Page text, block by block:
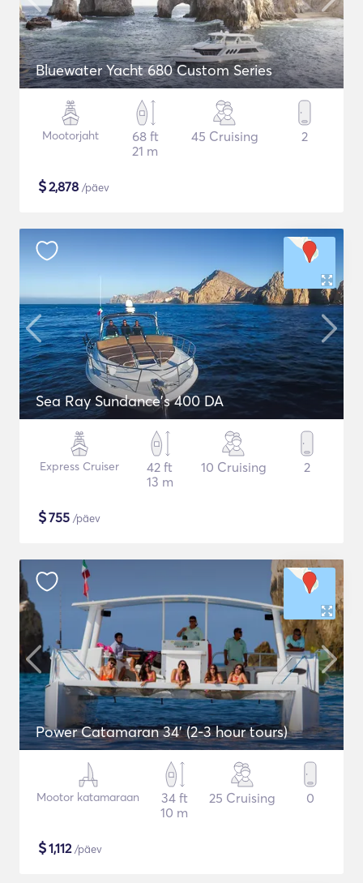
Bluewater Yacht 680 Custom Series
Mootorjaht
68 ft
21 m
45 Cruising 2
$2,878 /päev
Sea Ray Sundance's 400 DA
Express Cruiser
42 ft
13 m
10 Cruising 2
$755 /päev
Power Catamaran 34' (2-3 hour tours)
Mootor katamaraan
34 ft
10 m
25 Cruising 0
$1,112/päev